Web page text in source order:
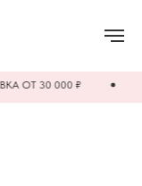
ОТ 30 000 ₽